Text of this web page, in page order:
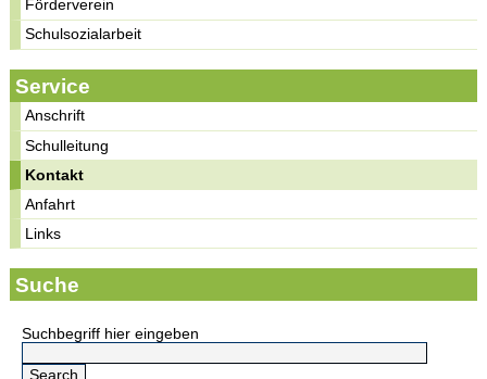
Förderverein
Schulsozialarbeit
Service
Anschrift
Schulleitung
Kontakt
Anfahrt
Links
Suche
Suchbegriff hier eingeben